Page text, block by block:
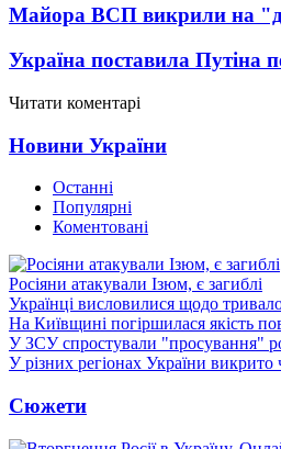
Майора ВСП викрили на
Україна поставила Путіна
Читати коментарі
Новини України
Останні
Популярні
Коментовані
Росіяни атакували Ізюм, є загиблі
Українці висловилися щодо
На Київщині погіршилася якість
У ЗСУ спростували "просування"
У різних регіонах України
Сюжети